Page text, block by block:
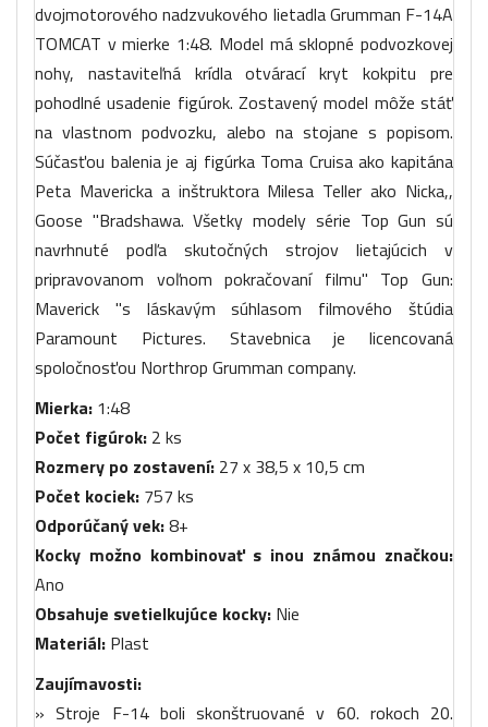
dvojmotorového nadzvukového lietadla Grumman F-14A
TOMCAT v mierke 1:48. Model má sklopné podvozkovej
nohy, nastaviteľná krídla otvárací kryt kokpitu pre
pohodlné usadenie figúrok. Zostavený model môže stáť
na vlastnom podvozku, alebo na stojane s popisom.
Súčasťou balenia je aj figúrka Toma Cruisa ako kapitána
Peta Mavericka a inštruktora Milesa Teller ako Nicka,,
Goose "Bradshawa. Všetky modely série Top Gun sú
navrhnuté podľa skutočných strojov lietajúcich v
pripravovanom voľnom pokračovaní filmu" Top Gun:
Maverick "s láskavým súhlasom filmového štúdia
Paramount Pictures. Stavebnica je licencovaná
spoločnosťou Northrop Grumman company.
Mierka: 1:48
Počet figúrok: 2 ks
Rozmery po zostavení: 27 x 38,5 x 10,5 cm
Počet kociek: 757 ks
Odporúčaný vek:8+
Kocky možno kombinovať s inou známou značkou:
Ano
Obsahuje svetielkujúce kocky: Nie
Materiál: Plast
Zaujímavosti:
» Stroje F-14 boli skonštruované v 60. rokoch 20.